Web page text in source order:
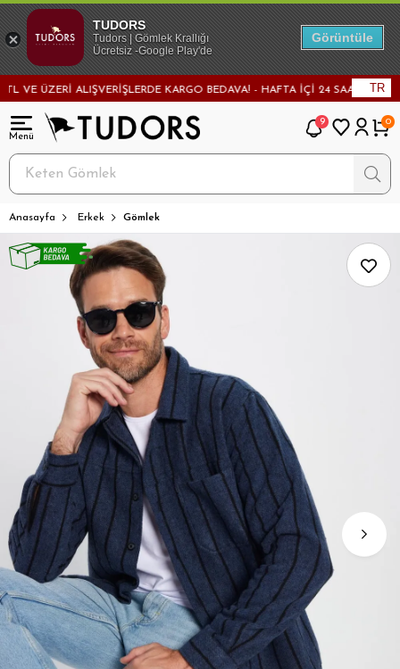
ÜZERİ ALIŞVERİŞLERDE KARGO BEDAVA! - HAFTA İÇİ 24 SAATTE TR
9 0
Anasayfa Erkek Gömlek
TUDORS
Tudors | Gömlek Krallığı
Ücretsiz -Google Play'de
Görüntüle